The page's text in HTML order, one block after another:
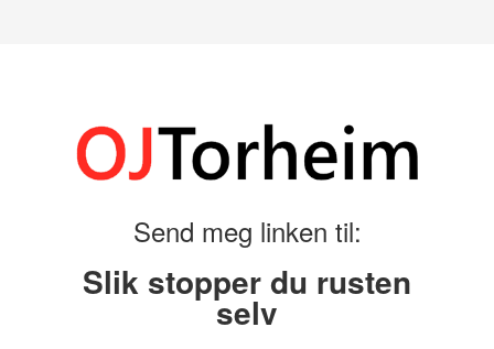
Send meg linken til:
Slik stopper du rusten
selv